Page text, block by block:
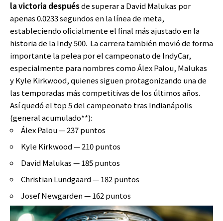
la victoria despuésde superar a David Malukas por
apenas 0.0233 segundos en la línea de meta,
estableciendo oficialmente el final más ajustado en la
historia de la Indy 500. La carrera también movió de forma
importante la pelea por el campeonato de IndyCar,
especialmente para nombres como Álex Palou, Malukas
y Kyle Kirkwood, quienes siguen protagonizando una de
las temporadas más competitivas de los últimos años.
Así quedó el top 5 del campeonato tras Indianápolis
(general acumulado**):
Álex Palou — 237 puntos
Kyle Kirkwood — 210 puntos
David Malukas — 185 puntos
Christian Lundgaard — 182 puntos
Josef Newgarden — 162 puntos